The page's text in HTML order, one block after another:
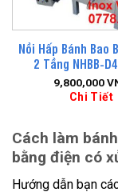
Nồi Hấp Bánh Bao
2 Tầng NHBB-
9,800,000
Chi Tiết
Cách làm
bằng điện có
Hướng dẫn bạn